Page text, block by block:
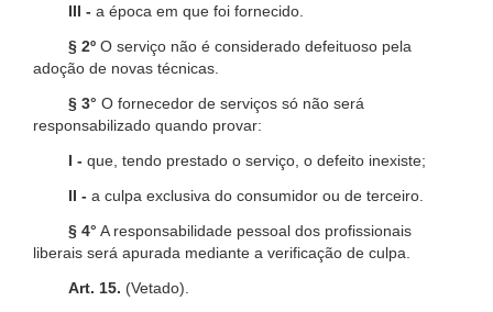
III - a época em que foi fornecido.
§ 2º O serviço não é considerado defeituoso pela
adoção de novas técnicas.
§ 3° O fornecedor de serviços só não será
responsabilizado quando provar:
I - que, tendo prestado o serviço, o defeito inexiste;
II - a culpa exclusiva do consumidor ou de terceiro.
§ 4° A responsabilidade pessoal dos profissionais
liberais será apurada mediante a verificação de culpa.
Art. 15. (Vetado).